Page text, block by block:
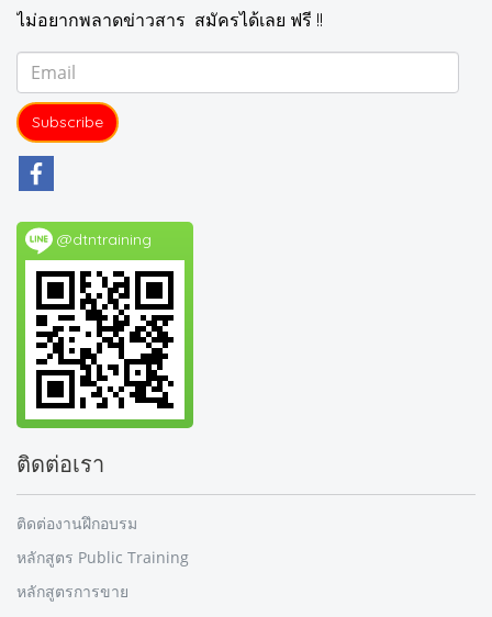
ไม่อยากพลาดข่าวสาร สมัครได้เลย ฟรี !!
Subscribe
@dtntraining
ติดต่อเรา
ติดต่องานฝึกอบรม
หลักสูตร Public Training
หลักสูตรการขาย